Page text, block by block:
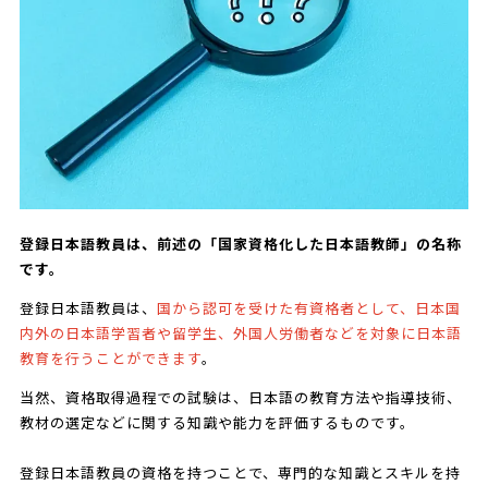
登録日本語教員は、前述の「国家資格化した日本語教師」の名称
です。
登録日本語教員は、 国から認可を受けた有資格者として、日本国
内外の日本語学習者や留学生、外国人労働者などを対象に日本語
教育を行うことができます。
当然、資格取得過程での試験は、日本語の教育方法や指導技術、
教材の選定などに関する知識や能力を評価するものです。
登録日本語教員の資格を持つことで、専門的な知識とスキルを持